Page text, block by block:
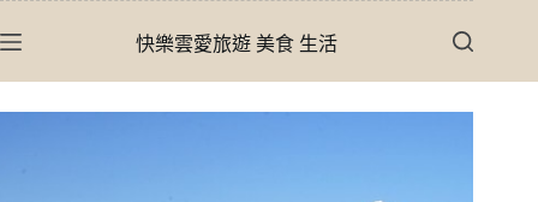
至
快樂雲愛旅遊 美食 生活